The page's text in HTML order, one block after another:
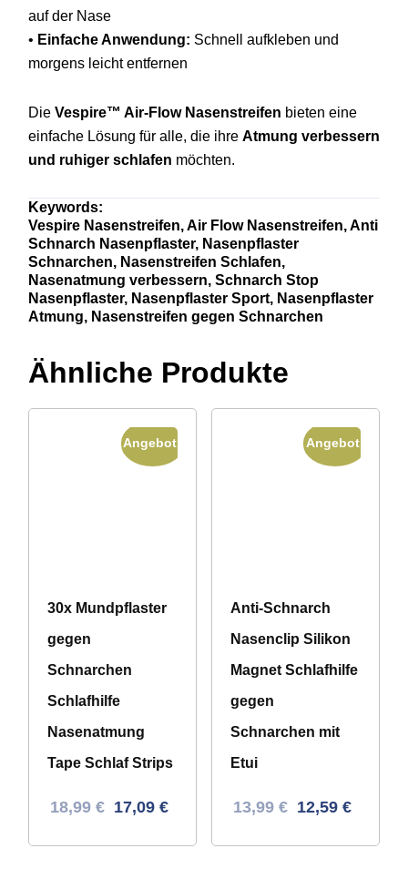
aufder Nase
• EinfacheAnwendung: Schnell aufkleben und
morgens leichtentfernen
Die Vespire™ Air-Flow Nasenstreifen bieten eine
einfache Lösung für alle, die ihre Atmung verbessern
und ruhiger schlafen möchten.
Keywords:
Vespire Nasenstreifen,Air Flow Nasenstreifen,Anti
Schnarch Nasenpflaster, Nasenpflaster
Schnarchen, Nasenstreifen Schlafen,
Nasenatmung verbessern, Schnarch Stop
Nasenpflaster, Nasenpflaster Sport, Nasenpflaster
Atmung, Nasenstreifen gegen Schnarchen
Ähnliche Produkte
Angebot!
30x Mundpflaster
gegen
Schnarchen
Schlafhilfe
Nasenatmung
Tape Schlaf Strips
Ursprünglicher
18,99 € Aktueller
17,09 €
Angebot!
Anti-Schnarch
Nasenclip Silikon
Magnet Schlafhilfe
gegen
Schnarchen mit
Etui
Ursprünglicher
13,99 € Aktueller
12,59 €